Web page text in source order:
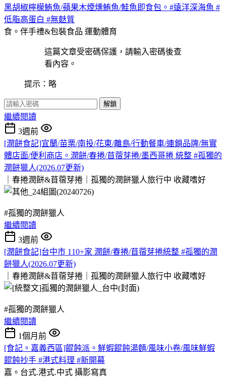
黑胡椒檸檬鮪魚/蘋果木煙燻鮪魚/鮭魚即食包。#遠洋深海魚 #
低脂高蛋白 #無麩質
食。伴手禮&包裝食品 運動體育
這篇文章受密碼保護，請輸入密碼後查
看內容。
提示：略
解鎖
繼續閱讀
3週前
[潤餅食記]宜蘭/苗栗/南投/花東/離島/行動餐車/連鎖品牌/無實
體店面/便利商店。潤餅/春捲/苜蓿芽捲/墨西哥捲 統整 #孤獨的
潤餅獵人(2026.07更新)
｜春捲潤餅&苜蓿芽捲｜孤獨的潤餅獵人旅行中 收藏嗜好
#孤獨的潤餅獵人
繼續閱讀
3週前
[潤餅食記]台中市 110+家 潤餅/春捲/苜蓿芽捲統整 #孤獨的潤
餅獵人(2026.07更新)
｜春捲潤餅&苜蓿芽捲｜孤獨的潤餅獵人旅行中 收藏嗜好
#孤獨的潤餅獵人
繼續閱讀
1個月前
[食記。嘉義西區]餛飩派。鮮蝦餛飩湯麵/風味小卷/風味鮮蝦
餛飩抄手 #港式料理 #新開幕
嘉。台式.港式.中式 攝影寫真